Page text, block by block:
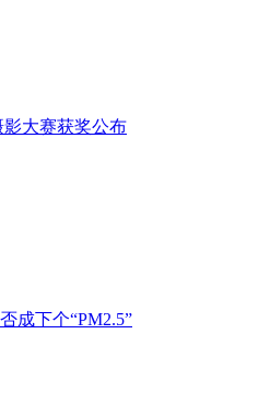
影大赛获奖公布
成下个“PM2.5”